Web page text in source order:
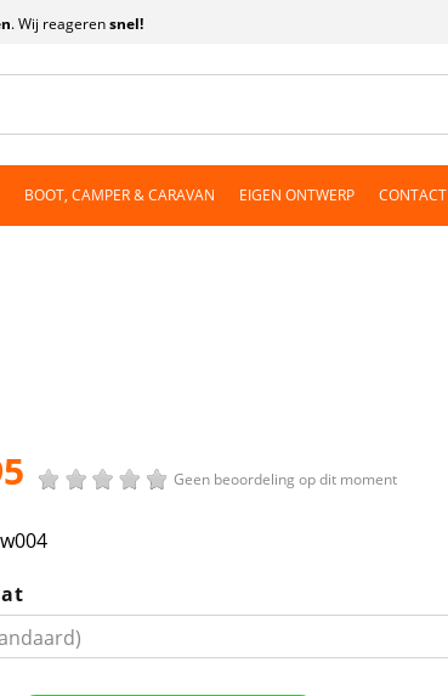
. Wij reagerensnel!
BOOT, CAMPER & CARAVAN EIGEN ONTWERP CONTACT
Geen beoordeling op dit moment
w004